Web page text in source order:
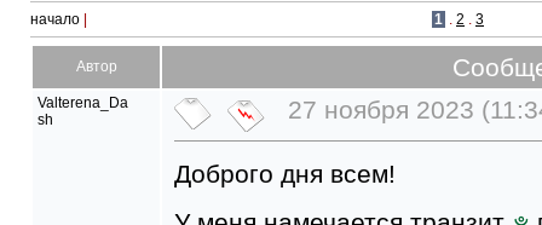
начало 1 . 2 . 3
Автор
Valterena_Da
sh
27 ноября 2023
Доброго дня всем!